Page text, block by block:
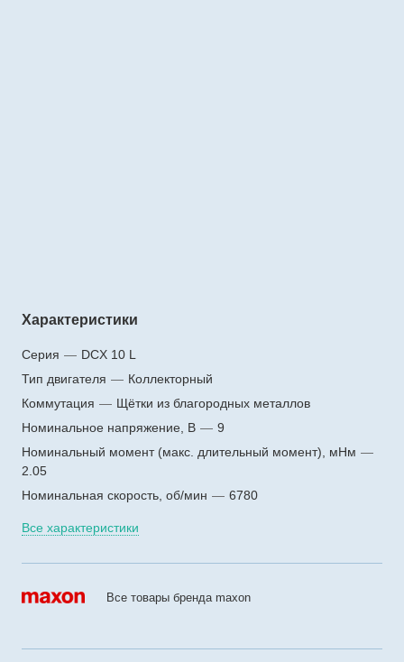
Характеристики
Серия — DCX 10 L
Тип двигателя — Коллекторный
Коммутация — Щётки из благородных металлов
Номинальное напряжение, В — 9
Номинальный момент (макс. длительный момент), мНм —
2.05
Номинальная скорость, об/мин — 6780
Все характеристики
Все товары бренда maxon